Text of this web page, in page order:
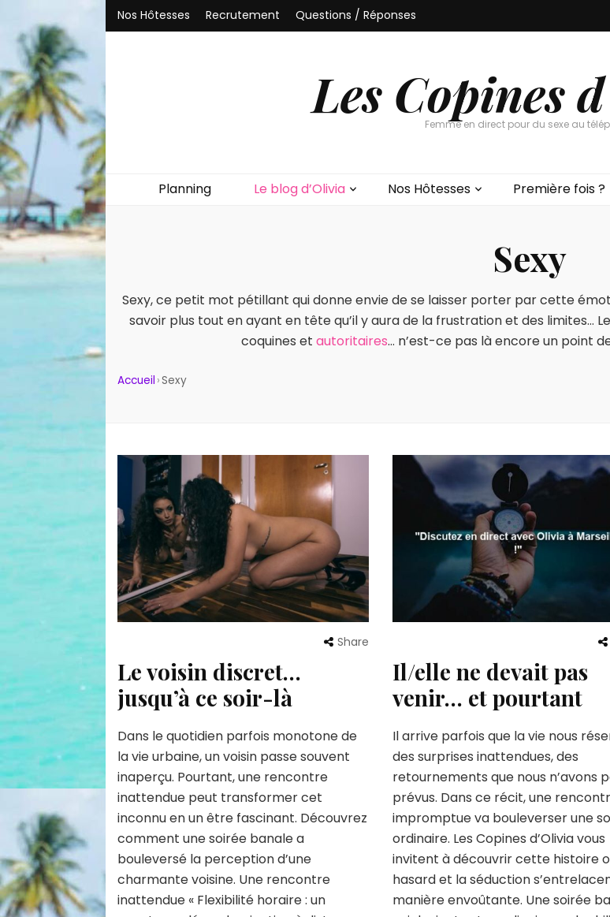
Nos Hôtesses Recrutement Questions / Réponses
Les Copines
Femme en direct pour du sexe au
Planning Le blog d’Olivia Nos Hôtesses Première fois ?
Sexy
Sexy, ce petit mot pétillant qui donne envie de se laisser porter par cette
savoir plus tout en ayant en tête qu’il y aura de la frustration et des limites…
coquines et autoritaires… n’est-ce pas là encore un point
Accueil ›Sexy
Share
Le voisin discret…
jusqu’à ce soir-là
Dans le quotidien parfois monotone de
la vie urbaine, un voisin passe souvent
inaperçu. Pourtant, une rencontre
inattendue peut transformer cet
inconnu en un être fascinant. Découvrez
comment une soirée banale a
bouleversé la perception d’une
charmante voisine. Une rencontre
inattendue « Flexibilité horaire : un
Il/elle ne devait pas
venir… et pourtant
Il arrive parfois que la vie nous
des surprises inattendues, des
retournements que nous n’avons
prévus. Dans ce récit, une
impromptue va bouleverser une
ordinaire. Les Copines d’Olivia vous
invitent à découvrir cette histoire
hasard et la séduction
manière envoûtante. Une soirée